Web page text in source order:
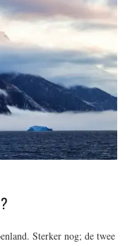
Sterker nog; de twee